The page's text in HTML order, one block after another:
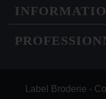
Label Broderie -